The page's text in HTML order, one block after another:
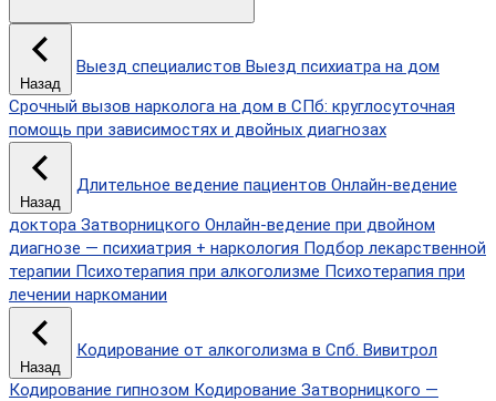
Назад
Выезд специалистов Выезд психиатра на дом
Срочный вызов нарколога на дом в СПб: круглосуточная
помощь при зависимостях и двойных диагнозах
Назад
Длительное ведение пациентов Онлайн-ведение
доктора Затворницкого Онлайн‑ведение при двойном
диагнозе — психиатрия + наркология Подбор лекарственной
терапии Психотерапия при алкоголизме Психотерапия при
лечении наркомании
Назад
Кодирование от алкоголизма в Спб. Вивитрол
Кодирование гипнозом Кодирование Затворницкого —